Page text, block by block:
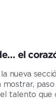
el
nueva
talento